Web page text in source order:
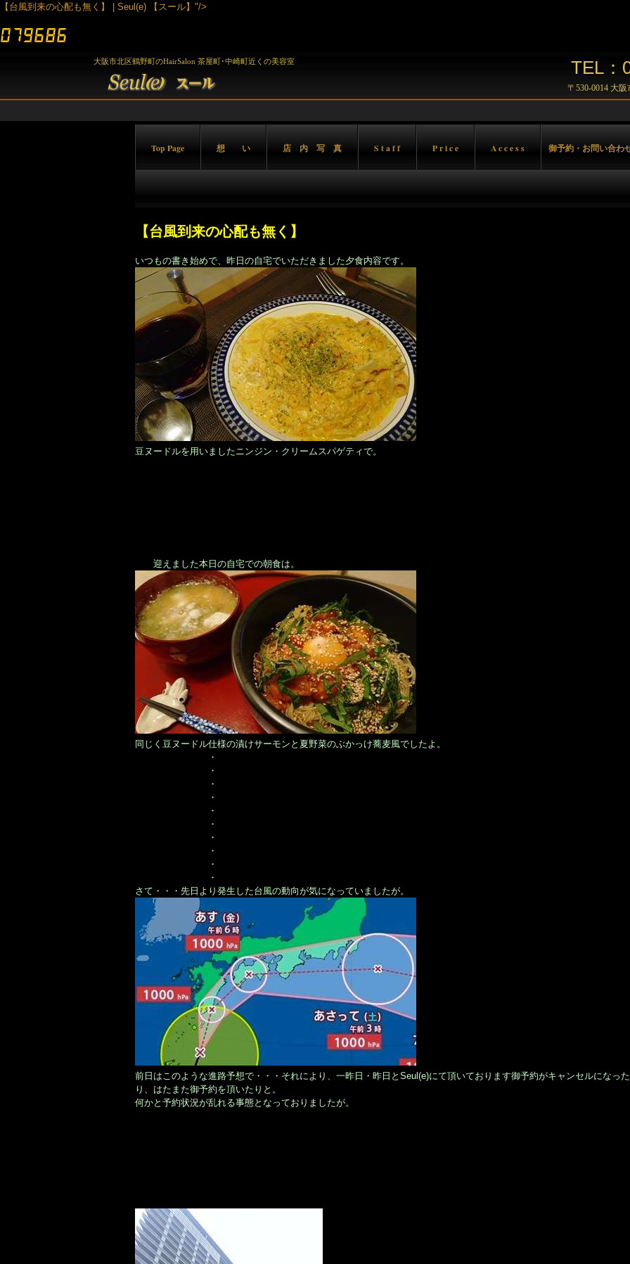
【台風到来の心配も無く】 | Seul(e) 【スール】"/>
大阪市北区鶴野町のHairSalon 茶屋町･中崎町近くの美容室 TEL：
〒530-0014 大
Top Page 想 い 店 内 写 真 S t a f f P r i c e A c c e s s 御予約・お問い合わ
【台風到来の心配も無く】
いつもの書き始めで、昨日の自宅でいただきました夕食内容です。
豆ヌードルを用いましたニンジン・クリームスパゲティで。
迎えました本日の自宅での朝食は。
同じく豆ヌードル仕様の漬けサーモンと夏野菜のぶかっけ蕎麦風でしたよ。
・
・
・
・
・
・
・
・
・
・
さて・・・先日より発生した台風の動向が気になっていましたが。
前日はこのような進路予想で・・・それにより、一昨日・昨日とSeul(e)にて頂いております御予約がキャンセルになった
り、はたまた御予約を頂いたりと。
何かと予約状況が乱れる事態となっておりましたが。